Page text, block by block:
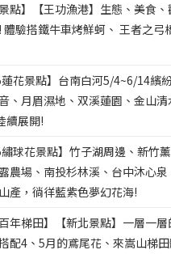
景點】【王功漁港】生態、美食
體驗搭鐵牛車烤鮮蚵、 王者之弓
蓮花景點】台南白河5/4~6/14繽
、月眉濕地、双溪蓮園、金山清
續展開!
繡球花景點】竹子湖周邊、新竹
農場、南投杉林溪、台中沐心
產，徜徉藍紫色夢幻花海!
百年梯田】【新北景點】一層一
配4、5月的鳶尾花、來嵩山梯